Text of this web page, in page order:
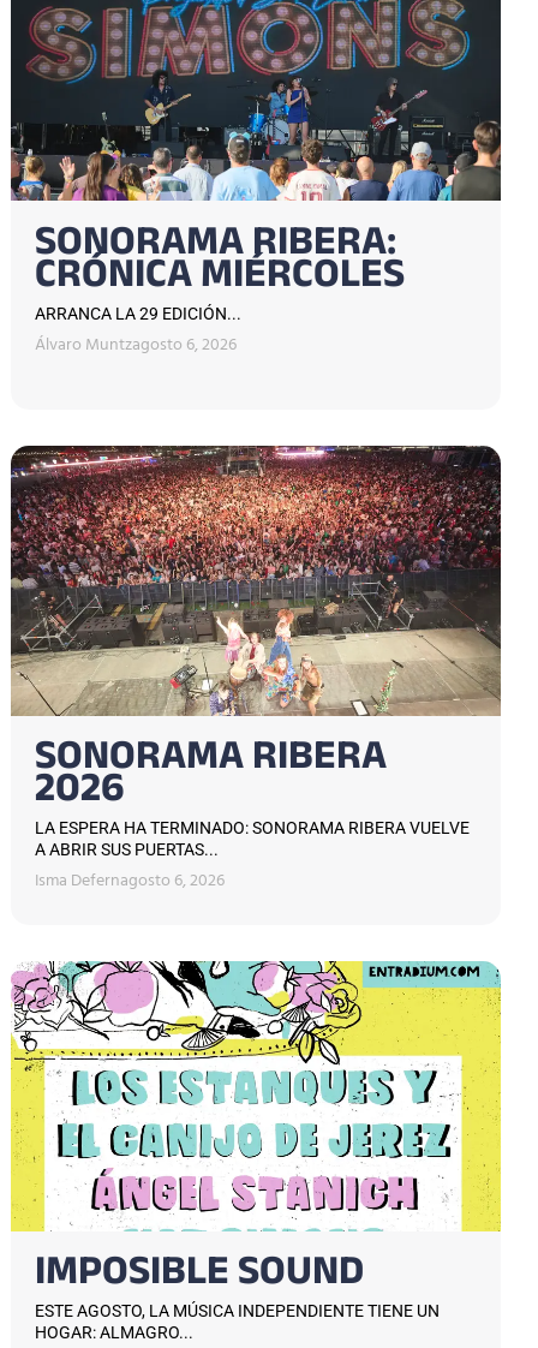
SONORAMA RIBERA:
CRÓNICA MIÉRCOLES
ARRANCA LA 29 EDICIÓN...
Álvaro Muntzagosto 6, 2026
SONORAMA RIBERA
2026
LA ESPERA HA TERMINADO: SONORAMA RIBERA VUELVE
A ABRIR SUS PUERTAS...
Isma Defernagosto 6, 2026
IMPOSIBLE SOUND
ESTE AGOSTO, LA MÚSICA INDEPENDIENTE TIENE UN
HOGAR: ALMAGRO...